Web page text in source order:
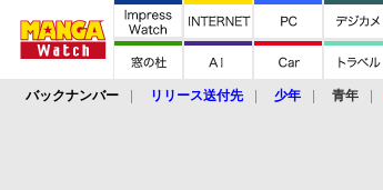
バックナンバー リリース送付先 少年 青年